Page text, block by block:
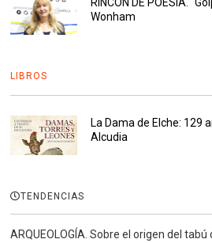
Wonham
LIBROS
La Dama de Elche: 129
Alcudia
TENDENCIAS
ARQUEOLOGÍA. Sobre el origen del tabú